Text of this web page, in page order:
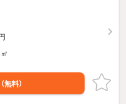
（無料）